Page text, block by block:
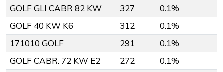
GOLF GLI CABR 82 KW 327
0.1%
GOLF 40 KW K6
312
0.1%
171010 GOLF
291
0.1%
GOLF CABR. 72 KW E2
272
0.1%